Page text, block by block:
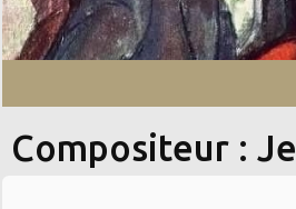
Compositeur :